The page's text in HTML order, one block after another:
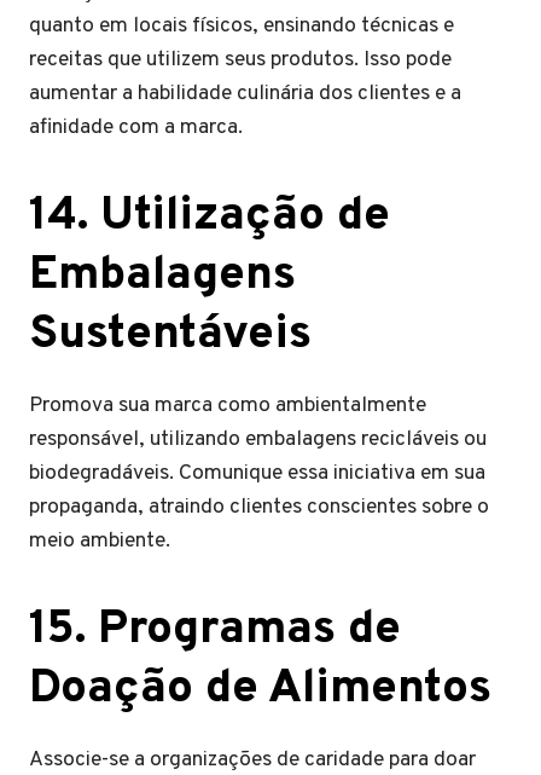
quanto em locais físicos, ensinando técnicas e
receitas que utilizem seus produtos. Isso pode
aumentar a habilidade culinária dos clientes e a
afinidade com a marca.
14. Utilização de
Embalagens
Sustentáveis
Promova sua marca como ambientalmente
responsável, utilizando embalagens recicláveis ou
biodegradáveis. Comunique essa iniciativa em sua
propaganda, atraindo clientes conscientes sobre o
meio ambiente.
15. Programas de
Doação de Alimentos
Associe-se a organizações de caridade para doar